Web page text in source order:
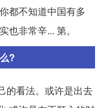
都不知道中国有多
也非常辛... 第。
?
的看法。或许是出去